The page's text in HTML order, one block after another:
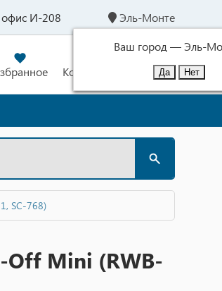
офис И-208
Эль-Монте
Ваш город —Эль-
Корзина Войти
SC-768)
Off Mini (RWB-